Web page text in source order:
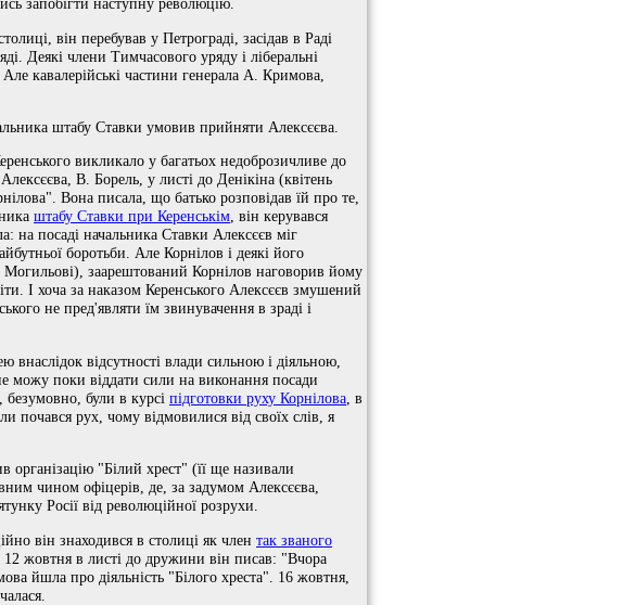
він перебував у Петрограді, засідав в Раді
Деякі члени Тимчасового уряду і ліберальні
кавалерійські частини генерала А. Кримова,
штабу Ставки умовив прийняти Алексєєва.
викликало у багатьох недоброзичливе до
В. Борель, у листі до Денікіна (квітень
Вона писала, що батько розповідав їй про те,
штабу Ставки при Керенськім, він керувався
на посаді начальника Ставки Алексєєв міг
боротьби. Але Корнілов і деякі його
заарештований Корнілов наговорив йому
І хоча за наказом Керенського Алексєєв змушений
не пред'являти їм звинувачення в зраді і
відсутності влади сильною і діяльною,
можу поки віддати сили на виконання посади
були в курсі підготовки руху Корнілова , в
почався рух, чому відмовилися від своїх слів, я
"Білий хрест" (її ще називали
чином офіцерів, де, за задумом Алексєєва,
Росії від революційної розрухи.
він знаходився в столиці як член так званого
12 жовтня в листі до дружини він писав: "Вчора
йшла про діяльність "Білого хреста". 16 жовтня,